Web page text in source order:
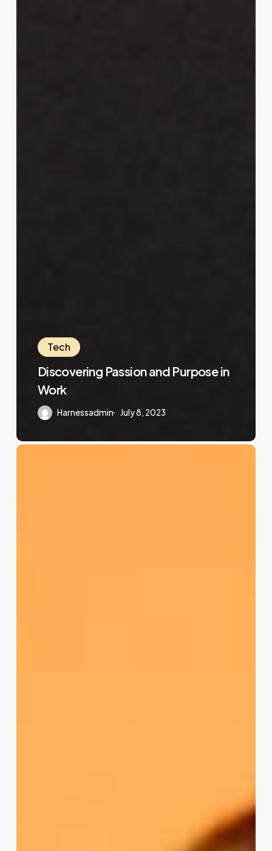
Tech
Discovering Passion and Purpose in
Work
Harnessadmin July 8, 2023